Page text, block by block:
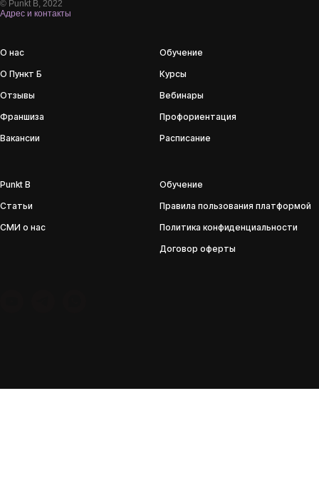
© Punkt B, 2022
Адрес и контакты
О нас
О Пункт Б
Отзывы
Франшиза
Вакансии
Обучение
Курсы
Вебинары
Профориентация
Расписание
Punkt B
Статьи
СМИ о нас
Обучение
Правила пользования платформой
Политика конфиденциальности
Договор оферты